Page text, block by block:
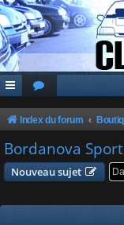
Index du forum
Bordanova Sport
Nouveau sujet